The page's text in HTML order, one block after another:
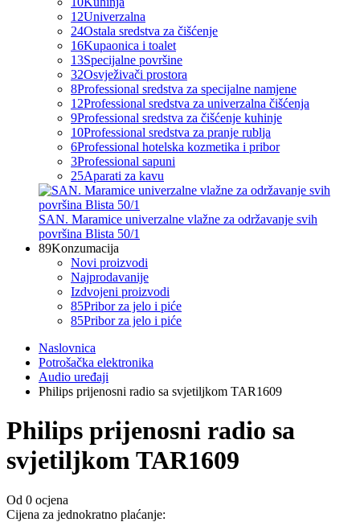
12Univerzalna
24Ostala sredstva za čišćenje
16Kupaonica i toalet
13Specijalne površine
32Osvježivači prostora
8Professional sredstva za specijalne namjene
12Professional sredstva za univerzalna čišćenja
9Professional sredstva za čišćenje kuhinje
10Professional sredstva za pranje rublja
6Professional hotelska kozmetika i pribor
3Professional sapuni
25Aparati za kavu
SAN. Maramice univerzalne vlažne za održavanje svih
površina Blista 50/1
89Konzumacija
Novi proizvodi
Najprodavanije
Izdvojeni proizvodi
85Pribor za jelo i piće
85Pribor za jelo i piće
Naslovnica
Potrošačka elektronika
Audio uređaji
Philips prijenosni radio sa svjetiljkom TAR1609
Philips prijenosni radio sa
svjetiljkom TAR1609
Od 0 ocjena
Cijena za jednokratno plaćanje: